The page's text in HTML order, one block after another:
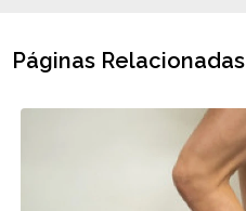
Páginas Relacionadas